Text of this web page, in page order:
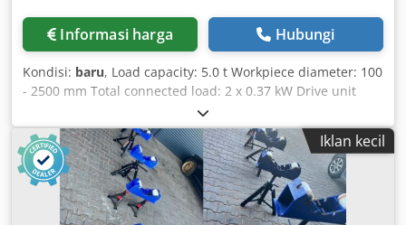
Informasi harga Hubungi
Kondisi: baru, Load capacity: 5.0 t Workpiece diameter: 100
- 2500 mm Total connected load: 2 x 0.37 kW Drive unit
payload max.: 2500 kg Idler unit payload max.: 2500 kg
Table rotation speed: 100 - 1000 mm/min Wheel diameter:
250 x 140 mm Machine weight approx. 0.9 t Includes
double foot pedal (Start-Stop/Left-Right) Includes remote
control (wired) Dwodpogvwgcofx Am Asa
Iklan kecil